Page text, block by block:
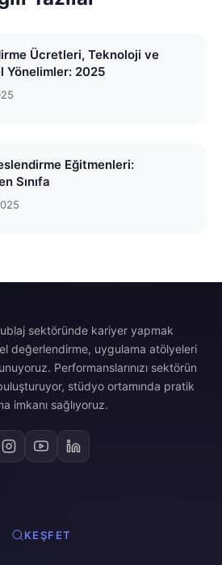
Ücretleri, Teknoloji ve
Yönelimler: 2025
Eğitmenleri:
Sınıfa
sektöründe kariyer yapmak
değerlendirme, uygulama atölyeleri
Performanslarınızı sektörün
stüdyo ortamında pratik
imkanı sağlıyoruz.
KEŞFET